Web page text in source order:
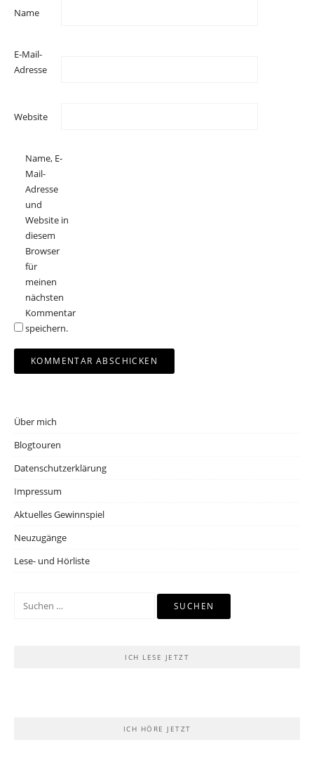
Name
E-Mail-
Adresse
Website
Name, E-
Mail-
Adresse
und
Website in
diesem
Browser
für
meinen
nächsten
Kommentar
speichern.
Über mich
Blogtouren
Datenschutzerklärung
Impressum
Aktuelles Gewinnspiel
Neuzugänge
Lese- und Hörliste
Suchen
ICH LESE JETZT
ICH HÖRE JETZT